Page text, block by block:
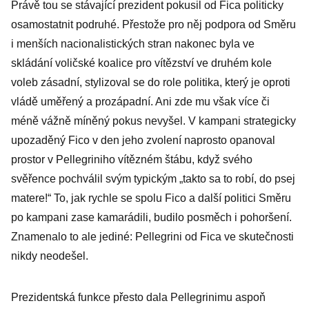
Právě tou se stávající prezident pokusil od Fica politicky
osamostatnit podruhé. Přestože pro něj podpora od Směru
i menších nacionalistických stran nakonec byla ve
skládání voličské koalice pro vítězství ve druhém kole
voleb zásadní, stylizoval se do role politika, který je oproti
vládě uměřený a prozápadní. Ani zde mu však více či
méně vážně míněný pokus nevyšel. V kampani strategicky
upozaděný Fico v den jeho zvolení naprosto opanoval
prostor v Pellegriniho vítězném štábu, když svého
svěřence pochválil svým typickým „takto sa to robí, do psej
matere!“ To, jak rychle se spolu Fico a další politici Směru
po kampani zase kamarádili, budilo posměch i pohoršení.
Znamenalo to ale jediné: Pellegrini od Fica ve skutečnosti
nikdy neodešel.
Prezidentská funkce přesto dala Pellegrinimu aspoň